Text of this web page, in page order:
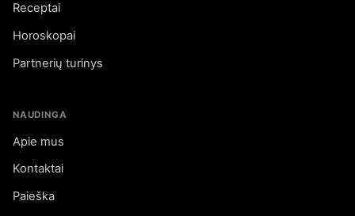
Receptai
Horoskopai
Partnerių turinys
NAUDINGA
Apie mus
Kontaktai
Paieška